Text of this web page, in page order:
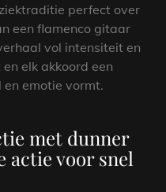
perfect over
een flamenco gitaar
vol intensiteit en
elk akkoord een
en emotie vormt.
met dunner
actie voor snel